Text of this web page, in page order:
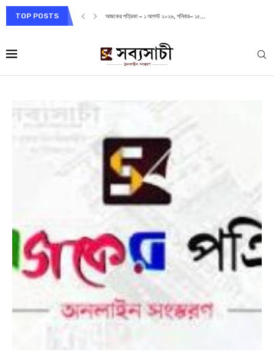
TOP POSTS আজকের পত্রিকা – ১ আগস্ট ২০২৬, শনিবার– ১৫...